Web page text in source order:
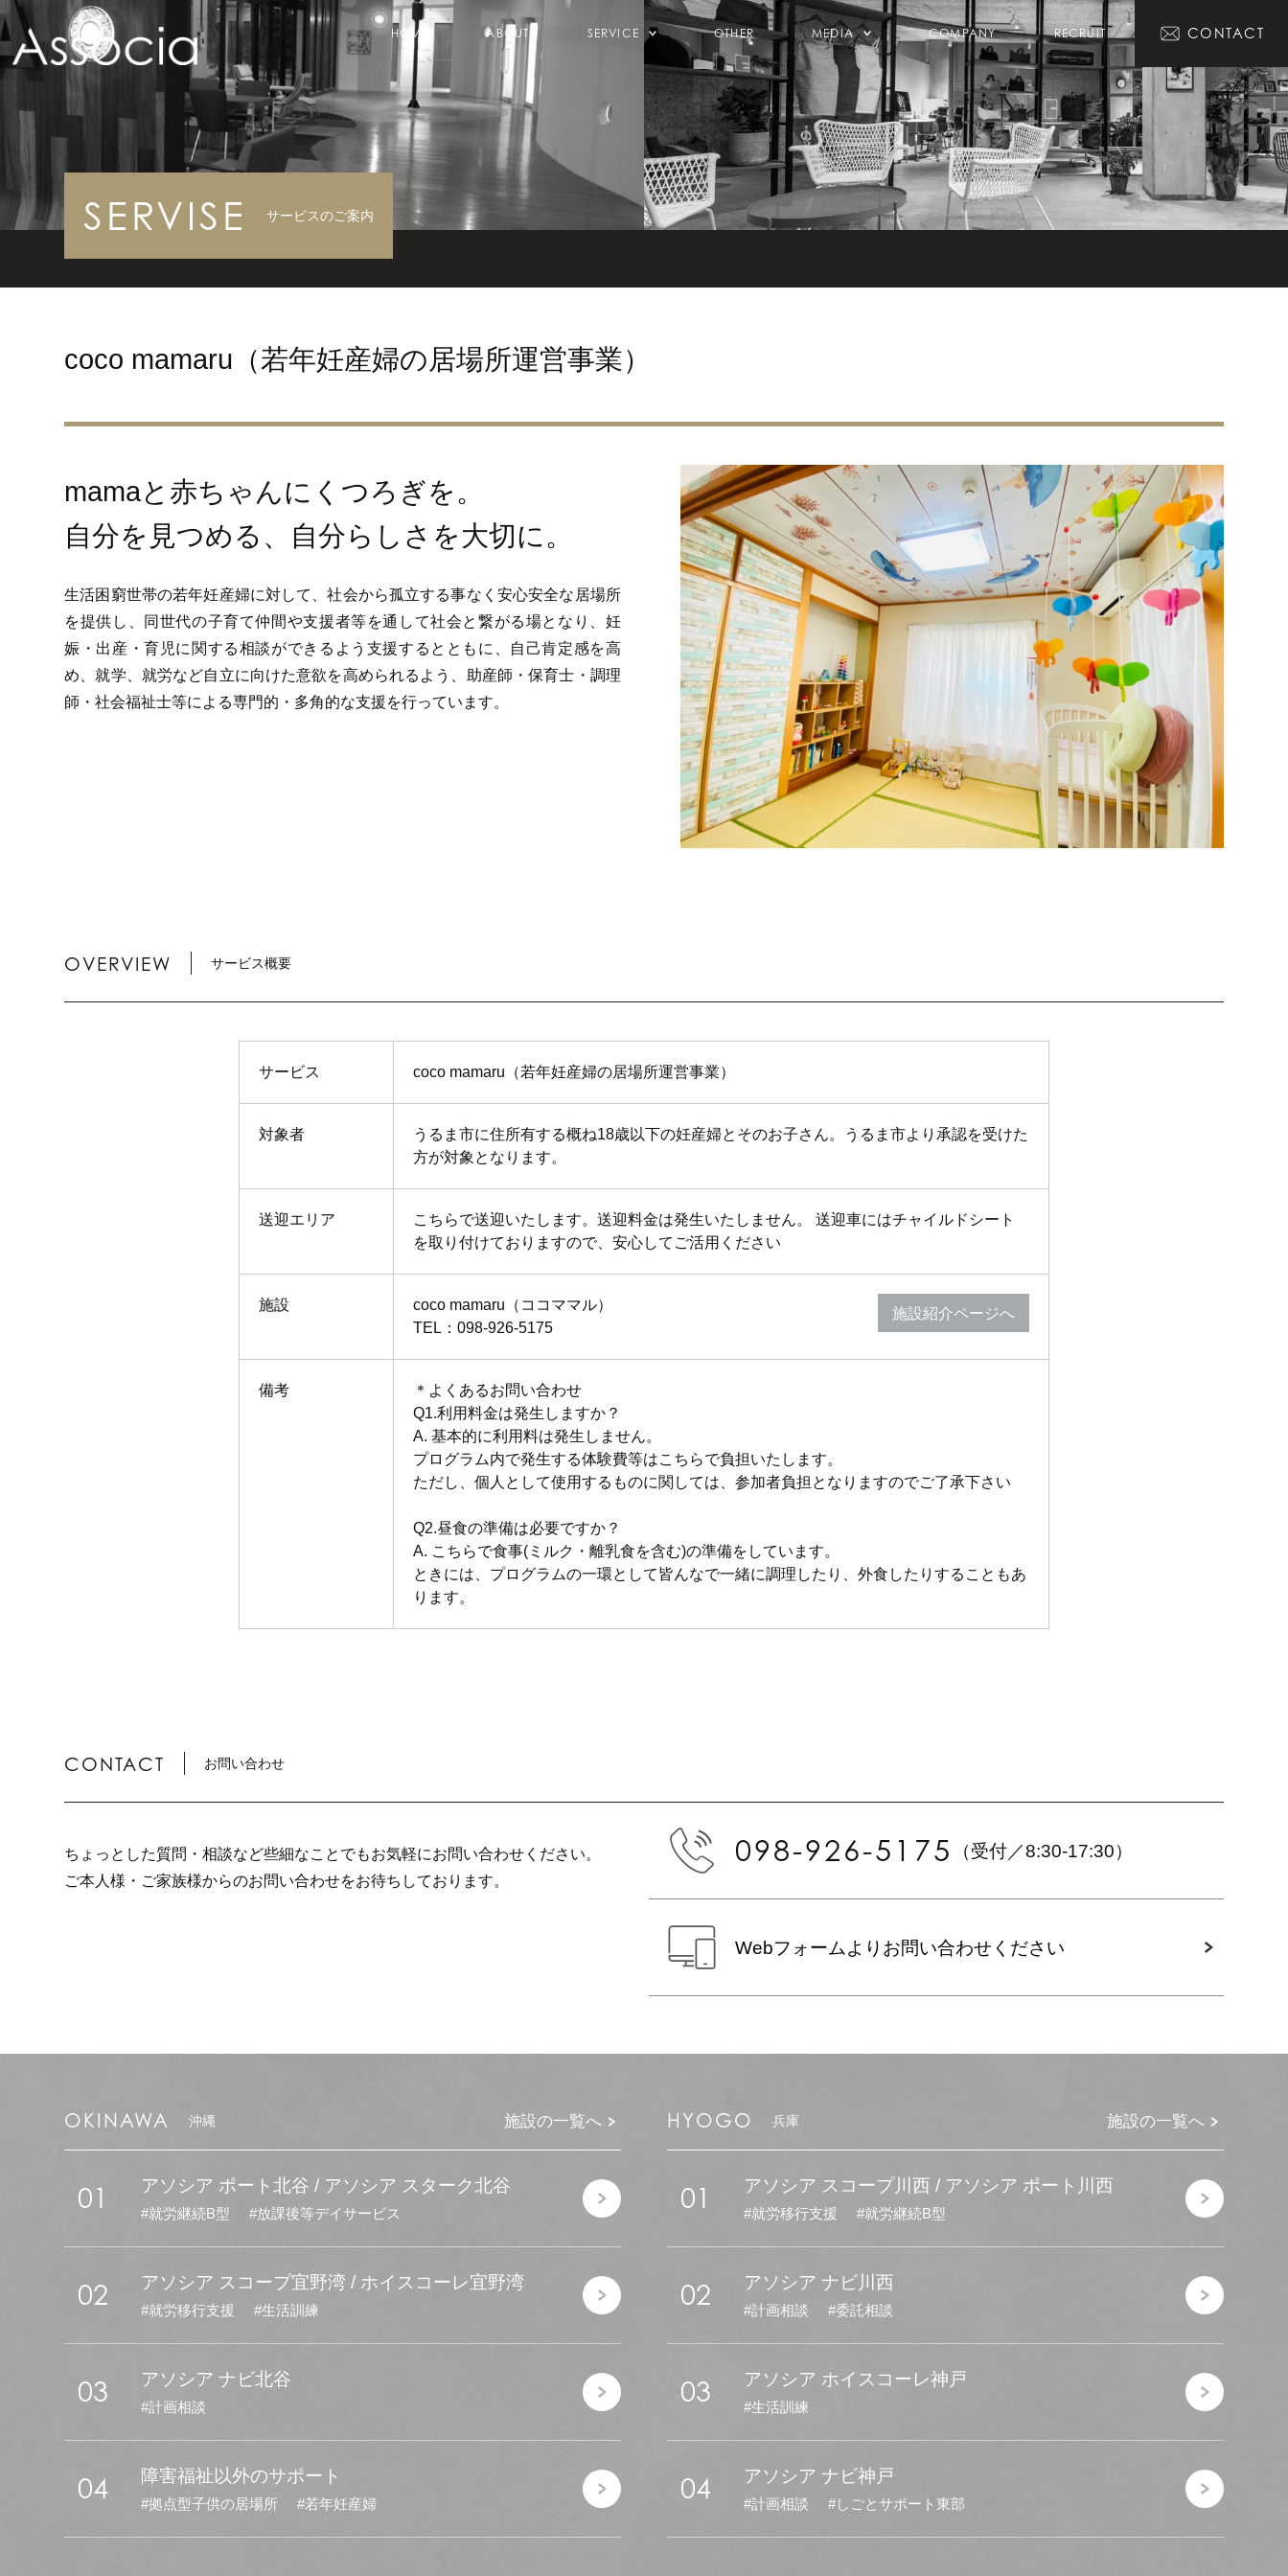
HOME ABOUT SERVICE OTHER MEDIA COMPANY RECRUIT CONTACT
SERVISE サービスのご案内
coco mamaru（若年妊産婦の居場所運営事業）
mamaと赤ちゃんにくつろぎを。
自分を見つめる、自分らしさを大切に。
生活困窮世帯の若年妊産婦に対して、社会から孤立する事なく安心安全な居場所
を提供し、同世代の子育て仲間や支援者等を通して社会と繋がる場となり、妊
娠・出産・育児に関する相談ができるよう支援するとともに、自己肯定感を高
め、就学、就労など自立に向けた意欲を高められるよう、助産師・保育士・調理
師・社会福祉士等による専門的・多角的な支援を行っています。
OVERVIEW サービス概要
サービス coco mamaru（若年妊産婦の居場所運営事業）
対象者
うるま市に住所有する概ね18歳以下の妊産婦とそのお子さん。うるま市より承認を受けた
方が対象となります。
送迎エリア
こちらで送迎いたします。送迎料金は発生いたしません。 送迎車にはチャイルドシート
を取り付けておりますので、安心してご活用ください
施設
coco mamaru（ココママル）
TEL：098-926-5175
施設紹介ページへ
備考
＊よくあるお問い合わせ
Q1.利用料金は発生しますか？
A. 基本的に利用料は発生しません。
プログラム内で発生する体験費等はこちらで負担いたします。
ただし、個人として使用するものに関しては、参加者負担となりますのでご了承下さい
Q2.昼食の準備は必要ですか？
A. こちらで食事(ミルク・離乳食を含む)の準備をしています。
ときには、プログラムの一環として皆んなで一緒に調理したり、外食したりすることもあ
ります。
CONTACT お問い合わせ
ちょっとした質問・相談など些細なことでもお気軽にお問い合わせください。
ご本人様・ご家族様からのお問い合わせをお待ちしております。
098-926-5175 （受付／8:30-17:30）
Webフォームより お問い合わせください
OKINAWA 沖縄 施設の一覧へ
01 アソシア ポート北谷 / アソシア スターク北谷
就労継続B型 放課後等デイサービス
02 アソシア スコープ宜野湾 / ホイスコーレ宜野湾
就労移行支援 生活訓練
03 アソシア ナビ北谷
計画相談
04 障害福祉以外のサポート
拠点型子供の居場所 若年妊産婦
HYOGO 兵庫 施設の一覧へ
01 アソシア スコープ川西 / アソシア ポート川西
就労移行支援 就労継続B型
02 アソシア ナビ川西
計画相談 委託相談
03 アソシア ホイスコーレ神戸
生活訓練
04 アソシア ナビ神戸
計画相談 しごとサポート東部